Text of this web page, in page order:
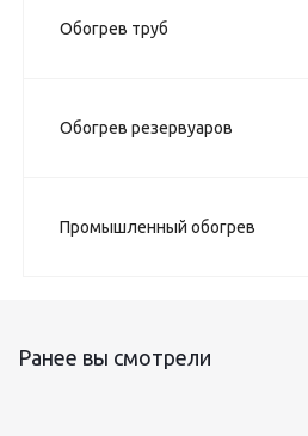
Обогрев труб
Обогрев резервуаров
Промышленный обогрев
Ранее вы смотрели